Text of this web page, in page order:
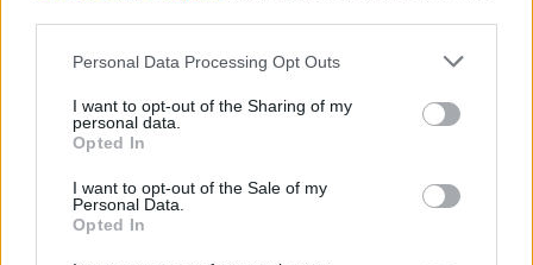
Personal Data Processing Opt Outs
I want to opt-out of the Sharing of my
personal data.
Opted In
I want to opt-out of the Sale of my
Personal Data.
Opted In